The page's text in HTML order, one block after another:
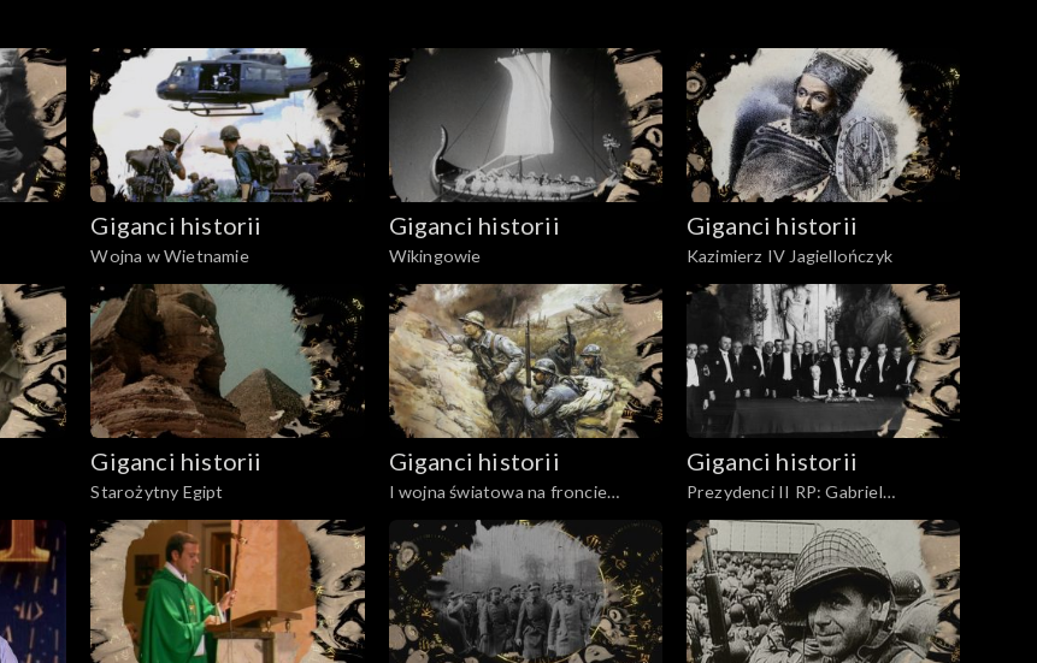
przystąpiono do odbudowy zamku w 1971 roku, zdecydowano, że trzeba było zbudować nowy
uruchomiony. Jakie tajemnice kryje Zamek Królewski w Warszawie? Co o Zamku Królewskim w
Giganci historii
Wojna w Wietnamie
Giganci historii
Wikingowie
Giganci historii
Kazimierz IV Jagiellończyk
Giganci historii
Starożytny Egipt
Giganci historii
I wojna światowa na froncie
Giganci historii
Prezydenci II RP: Gabriel
Narutowicz, Stanisław
Wojciechowski i Ignacy Mościcki